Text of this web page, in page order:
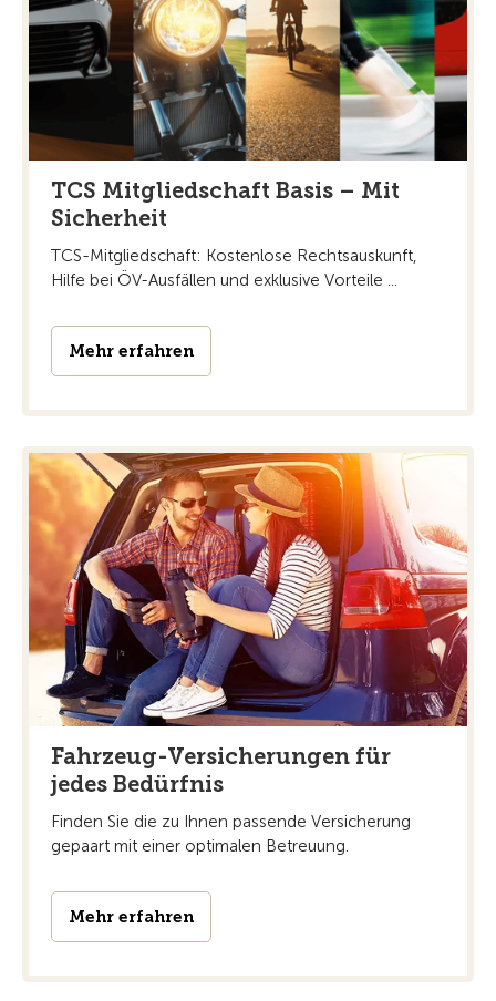
TCS Mitgliedschaft Basis – Mit
Sicherheit
TCS-Mitgliedschaft: Kostenlose Rechtsauskunft,
Hilfe bei ÖV-Ausfällen und exklusive Vorteile ...
Mehr erfahren
Fahrzeug-Versicherungen für
jedes Bedürfnis
Finden Sie die zu Ihnen passende Versicherung
gepaart mit einer optimalen Betreuung.
Mehr erfahren